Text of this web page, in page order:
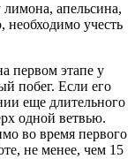
апельсина,
необходимо учесть
первом этапе у
побег. Если его
еще длительного
одной ветвью.
во время первого
не менее, чем 15